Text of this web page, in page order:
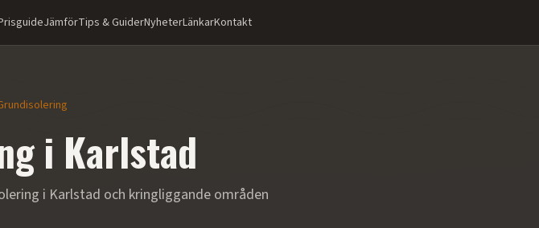
JämförTips & GuiderNyheterLänkarKontakt
i Karlstad
i Karlstad och kringliggande områden